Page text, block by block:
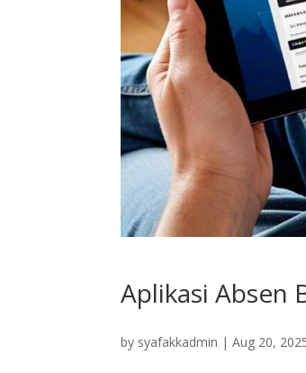
Aplikasi Absen
by syafakkadmin |Aug 20,